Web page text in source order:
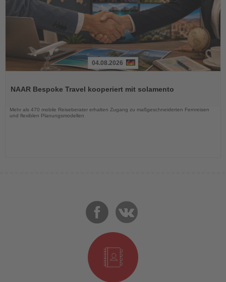
die
04.08.2026
NAAR Bespoke Travel kooperiert mit solamento
Mehr als 470 mobile Reiseberater erhalten Zugang zu maßgeschneiderten Fernreisen
und flexiblen Planungsmodellen